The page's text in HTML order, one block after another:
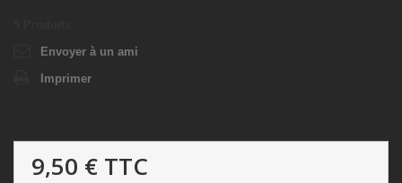
Envoyer à un ami
Imprimer
9,50 € TTC